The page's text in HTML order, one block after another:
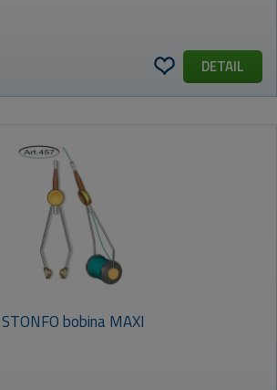
DETAIL
STONFO bobina MAXI